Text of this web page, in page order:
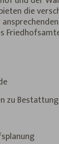
die
zu